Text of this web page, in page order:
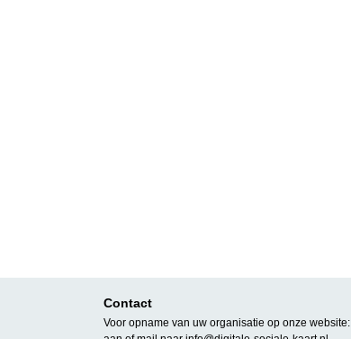
Contact
Voor opname van uw organisatie op onze website: